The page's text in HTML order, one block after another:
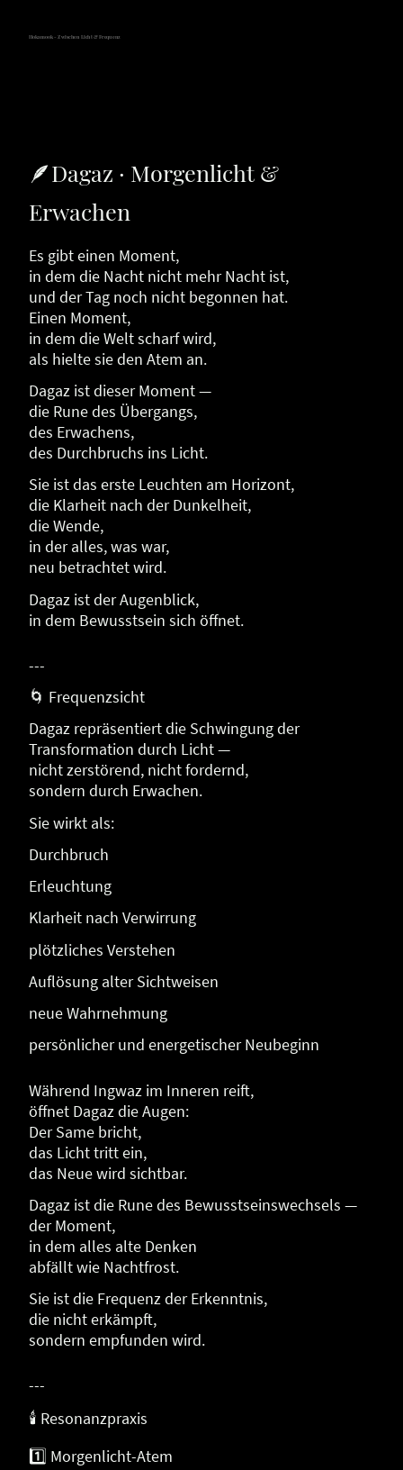
Hokamook - Zwischen Licht & Frequenz
🪶Dagaz · Morgenlicht &
Erwachen
Es gibt einen Moment,
in dem die Nacht nicht mehr Nacht ist,
und der Tag noch nicht begonnen hat.
Einen Moment,
in dem die Welt scharf wird,
als hielte sie den Atem an.
Dagaz ist dieser Moment —
die Rune des Übergangs,
des Erwachens,
des Durchbruchs ins Licht.
Sie ist das erste Leuchten am Horizont,
die Klarheit nach der Dunkelheit,
die Wende,
in der alles, was war,
neu betrachtet wird.
Dagaz ist der Augenblick,
in dem Bewusstsein sich öffnet.
---
🌀 Frequenzsicht
Dagaz repräsentiert die Schwingung der
Transformation durch Licht —
nicht zerstörend, nicht fordernd,
sondern durch Erwachen.
Sie wirkt als:
Durchbruch
Erleuchtung
Klarheit nach Verwirrung
plötzliches Verstehen
Auflösung alter Sichtweisen
neue Wahrnehmung
persönlicher und energetischer Neubeginn
Während Ingwaz im Inneren reift,
öffnet Dagaz die Augen:
Der Same bricht,
das Licht tritt ein,
das Neue wird sichtbar.
Dagaz ist die Rune des Bewusstseinswechsels —
der Moment,
in dem alles alte Denken
abfällt wie Nachtfrost.
Sie ist die Frequenz der Erkenntnis,
die nicht erkämpft,
sondern empfunden wird.
---
🕯 Resonanzpraxis
1️⃣ Morgenlicht-Atem